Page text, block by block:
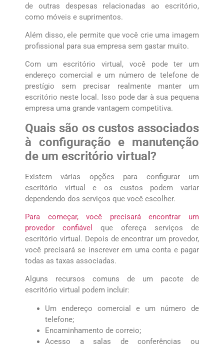
de outras despesas relacionadas ao escritório,
como móveis e suprimentos.
Além disso, ele permite que você crie uma imagem
profissional para sua empresa sem gastar muito.
Com um escritório virtual, você pode ter um
endereço comercial e um número de telefone de
prestígio sem precisar realmente manter um
escritório neste local. Isso pode dar à sua pequena
empresa uma grande vantagem competitiva.
Quais são os custos associados
à configuração e manutenção
de um escritório virtual?
Existem várias opções para configurar um
escritório virtual e os custos podem variar
dependendo dos serviços que você escolher.
Para começar, você precisará encontrar um
provedor confiável
que ofereça serviços de
escritório virtual. Depois de encontrar um provedor,
você precisará se inscrever em uma conta e pagar
todas as taxas associadas.
Alguns recursos comuns de um pacote de
escritório virtual podem incluir:
Um endereço comercial e um número de
telefone;
Encaminhamento de correio;
Acesso a salas de conferências ou